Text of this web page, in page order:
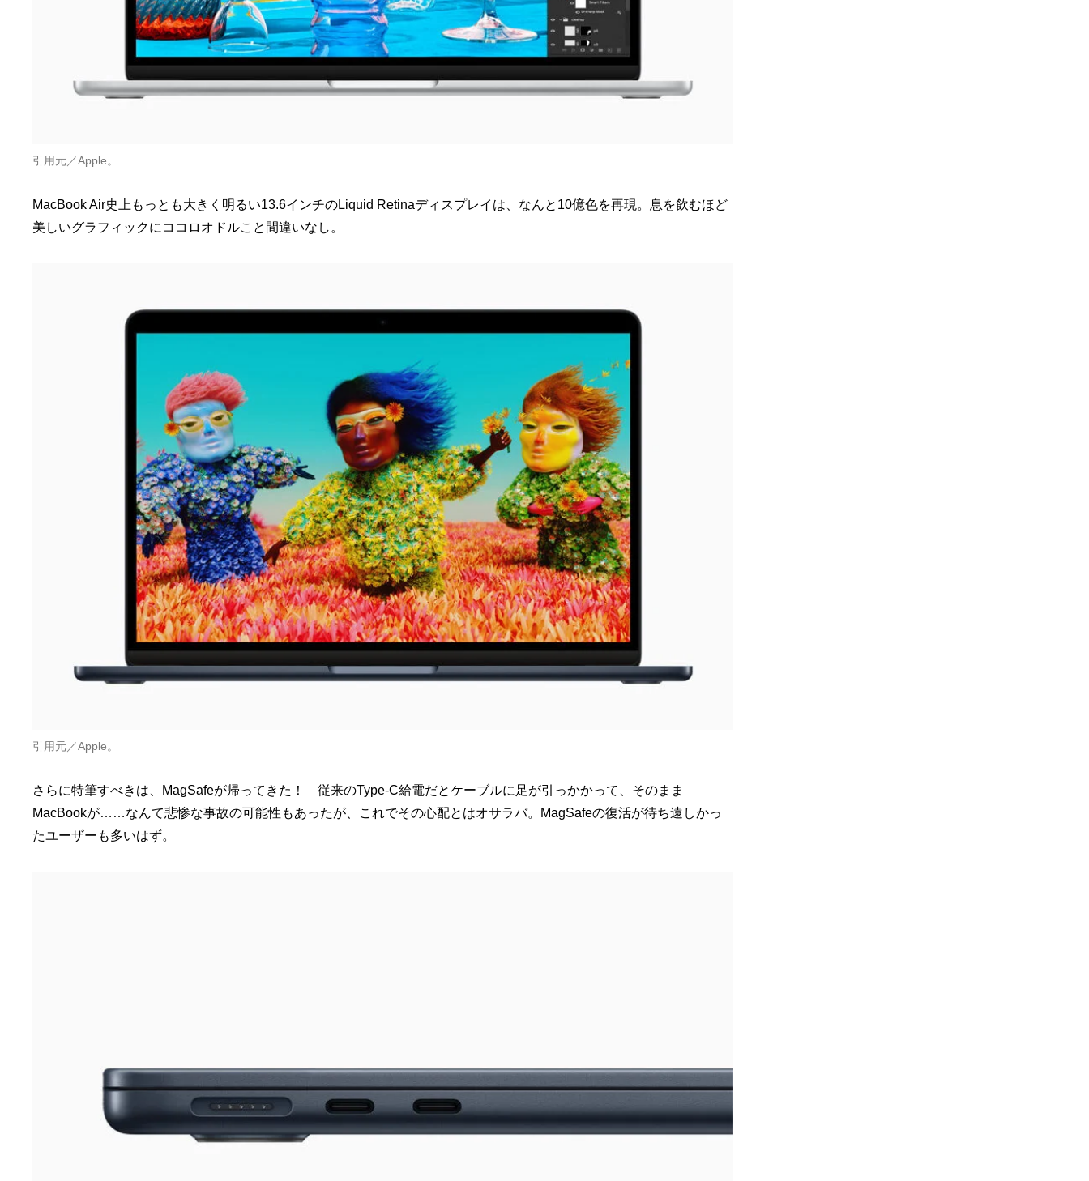
引用元／Apple。
MacBook Air史上もっとも大きく明るい13.6インチのLiquid Retinaディスプレイは、なんと10億色を再現。息を飲むほど
美しいグラフィックにココロオドルこと間違いなし。
引用元／Apple。
さらに特筆すべきは、MagSafeが帰ってきた！ 従来のType-C給電だとケーブルに足が引っかかって、そのまま
MacBookが……なんて悲惨な事故の可能性もあったが、これでその心配とはオサラバ。MagSafeの復活が待ち遠しかっ
たユーザーも多いはず。